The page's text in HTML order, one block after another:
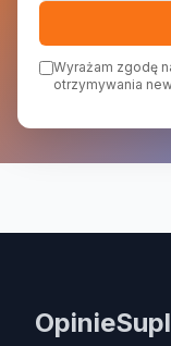
Wyrażam zgodę
otrzymywania